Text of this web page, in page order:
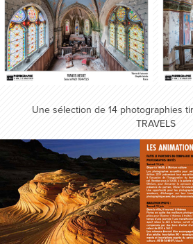
Une sélection de 14 photographies
TRAVELS